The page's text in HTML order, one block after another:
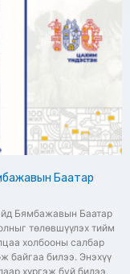
Баатар
Бямбажавын Баатар
төлөвшүүлэх тийм
холбооны салбар
байгаа билээ. Энэхүү
хүргэж буй билээ.